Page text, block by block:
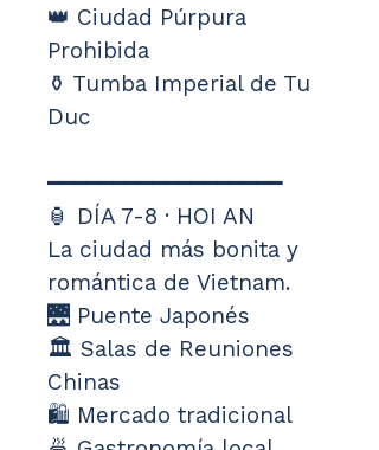
👑 Ciudad Púrpura
Prohibida
⚱️ Tumba Imperial de Tu
Duc
━━━━━━━━━━━━━━━━━━
🏮 DÍA 7-8 · HOI AN
La ciudad más bonita y
romántica de Vietnam.
🌉 Puente Japonés
🏛️ Salas de Reuniones
Chinas
🛍️ Mercado tradicional